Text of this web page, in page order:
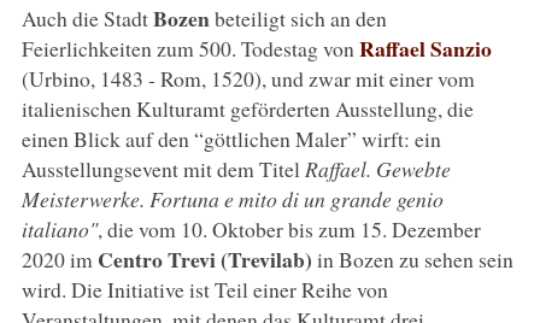
Auch die StadtBozenbeteiligt sich an den
Feierlichkeiten zum 500. Todestag von Raffael Sanzio
(Urbino, 1483 - Rom, 1520), und zwar mit einer vom
italienischen Kulturamt geförderten Ausstellung, die
einen Blick auf den “göttlichen Maler” wirft: ein
Ausstellungsevent mit dem Titel Raffael. Gewebte
Meisterwerke. Fortuna e mito di un grande genio
italiano", die vom 10. Oktober bis zum 15. Dezember
2020 im Centro Trevi (Trevilab) in Bozen zu sehen sein
wird. Die Initiative ist Teil einer Reihe von